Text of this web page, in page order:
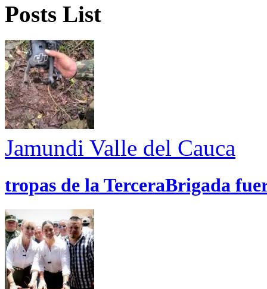
Posts List
Jamundi Valle del Cauca
tropas de la TerceraBrigada